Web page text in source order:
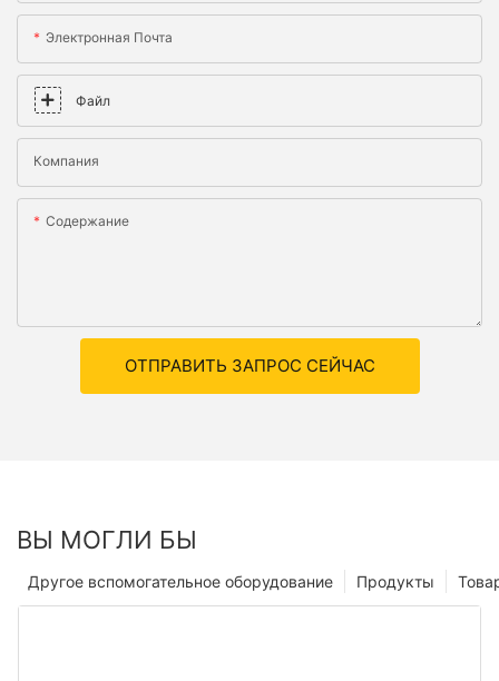
Электронная Почта
Файл
Компания
Содержание
ОТПРАВИТЬ ЗАПРОС СЕЙЧАС
ВЫ МОГЛИ БЫ
Продукты
Другое вспомогательное оборудование